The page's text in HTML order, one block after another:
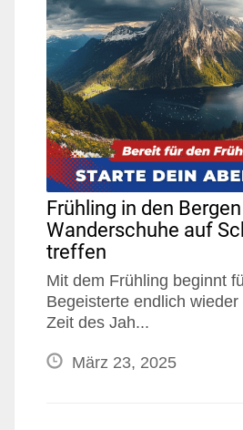
Frühling in den
Wanderschuhe auf
treffen
Mit dem Frühling beginnt
Begeisterte endlich
Zeit des Jah...
März 23, 2025